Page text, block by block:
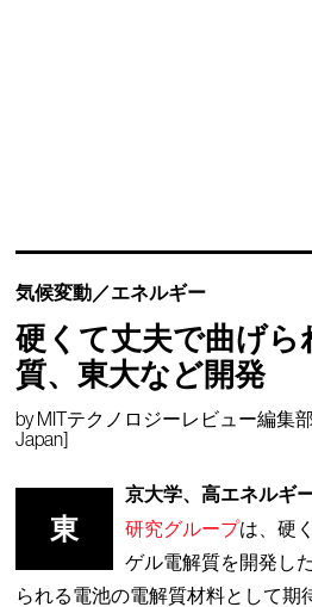
気候変動／エネルギー
硬くて丈夫で曲げ
質、東大など開発
byMITテクノロジーレビュー編集部
Japan]
東
京大学、高エネルギ
研究グループは、硬
ゲル電解質を開発し
られる電池の電解質材料として期